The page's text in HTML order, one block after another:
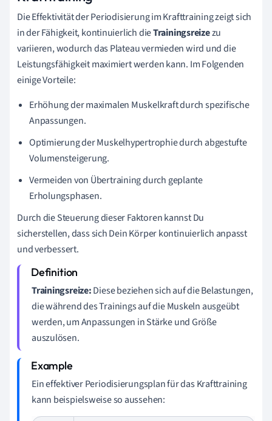
Die Effektivität der Periodisierung im Krafttraining zeigt sich
in der Fähigkeit, kontinuierlich dieTrainingsreizezu
variieren, wodurch das Plateau vermieden wird und die
Leistungsfähigkeit maximiert werden kann. Im Folgenden
einige Vorteile:
Erhöhung der maximalen Muskelkraft durch spezifische
Anpassungen.
Optimierung der Muskelhypertrophie durch abgestufte
Volumensteigerung.
Vermeiden von Übertraining durch geplante
Erholungsphasen.
Durch die Steuerung dieser Faktoren kannst Du
sicherstellen, dass sich Dein Körper kontinuierlich anpasst
und verbessert.
Trainingsreize:Diese beziehen sich auf die Belastungen,
die während des Trainings auf die Muskeln ausgeübt
werden, um Anpassungen in Stärke und Größe
auszulösen.
Ein effektiver Periodisierungsplan für das Krafttraining
kann beispielsweise so aussehen: